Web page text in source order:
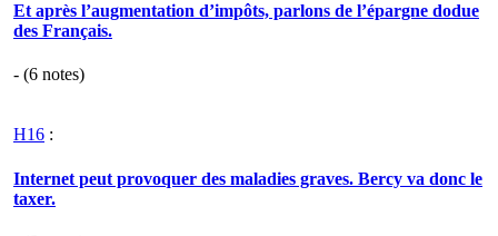
Et après l’augmentation d’impôts, parlons de l’épargne dodue
des Français.
- (6 notes)
H16 :
Internet peut provoquer des maladies graves. Bercy va donc le
taxer.